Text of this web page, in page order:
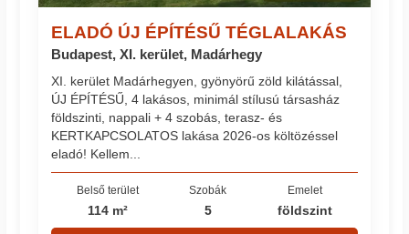
ELADÓ ÚJ ÉPÍTÉSŰ TÉGLALAKÁS
Budapest, XI. kerület, Madárhegy
XI. kerület Madárhegyen, gyönyörű zöld kilátással,
ÚJ ÉPÍTÉSŰ, 4 lakásos, minimál stílusú társasház
földszinti, nappali + 4 szobás, terasz- és
KERTKAPCSOLATOS lakása 2026-os költözéssel
eladó! Kellem...
Belső terület
114 m²
Szobák
5
Emelet
földszint